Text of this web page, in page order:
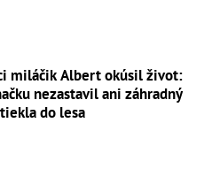
miláčik Albert okúsil život:
nezastavil ani záhradný
do lesa